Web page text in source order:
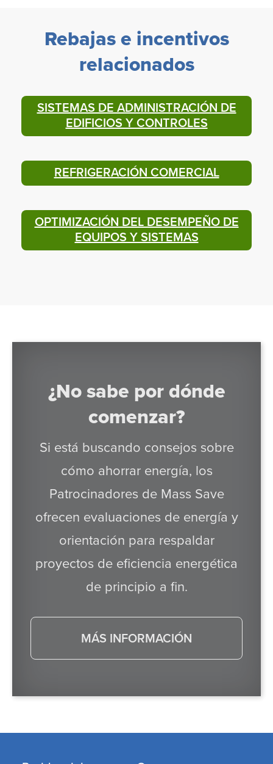
Rebajas e incentivos
relacionados
SISTEMAS DE ADMINISTRACIÓN DE
EDIFICIOS Y CONTROLES
REFRIGERACIÓN COMERCIAL
OPTIMIZACIÓN DEL DESEMPEÑO DE
EQUIPOS Y SISTEMAS
¿No sabe por dónde
comenzar?
Si está buscando consejos sobre
cómo ahorrar energía, los
Patrocinadores de Mass Save
ofrecen evaluaciones de energía y
orientación para respaldar
proyectos de eficiencia energética
de principio a fin.
MÁS INFORMACIÓN